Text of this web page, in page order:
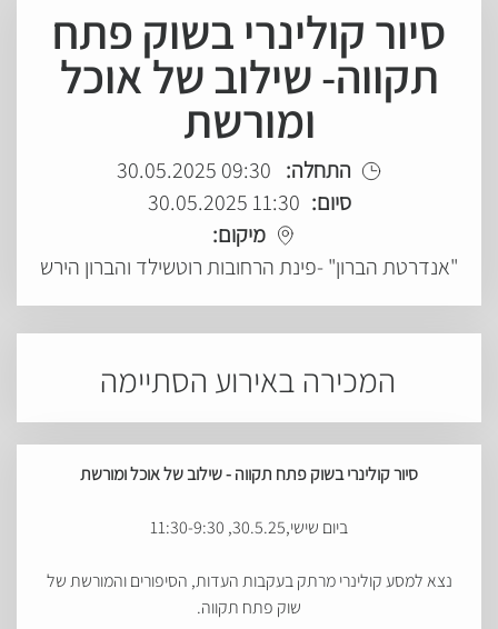
סיור קולינרי בשוק פתח
תקווה- שילוב של אוכל
ומורשת
התחלה: 09:30 30.05.2025
סיום: 11:30 30.05.2025
מיקום:
"אנדרטת הברון" -פינת הרחובות רוטשילד והברון הירש
המכירה באירוע הסתיימה
סיור קולינרי בשוק פתח תקווה - שילוב של אוכל ומורשת
ביום שישי,30.5.25, 11:30-9:30
נצא למסע קולינרי מרתק בעקבות העדות, הסיפורים והמורשת של
שוק פתח תקווה.